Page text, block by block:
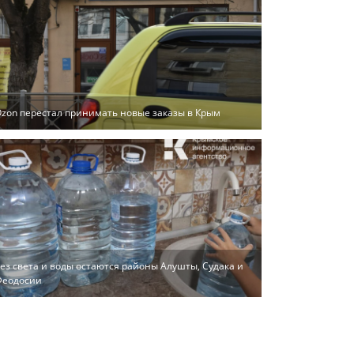
перестал принимать новые заказы в Крым
света и воды остаются районы Алушты, Судака и